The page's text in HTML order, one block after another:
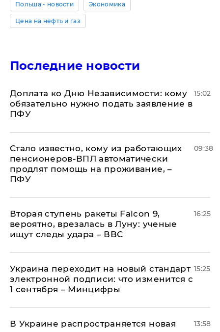
Польша - новости Экономика
Цена на нефть и газ
Последние новости
Доплата ко Дню Независимости: кому
обязательно нужно подать заявление в
ПФУ
15:02
Стало известно, кому из работающих
пенсионеров-ВПЛ автоматически
продлят помощь на проживание, –
ПФУ
09:38
Вторая ступень ракеты Falcon 9,
вероятно, врезалась в Луну: ученые
ищут следы удара – ВВС
16:25
Украина переходит на новый стандарт
электронной подписи: что изменится с
1 сентября – Минцифры
15:25
В Украине распространяется новая
13:58